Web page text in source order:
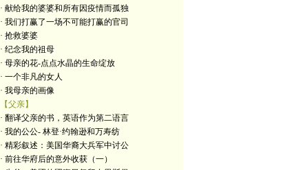
· 献给我的婆婆和所有因疫情而孤独
· 我们打赢了一场不可能打赢的官司
· 抢救婆婆
· 纪念我的祖母
· 母亲的花-点点水晶的生命绽放
· 一个非凡的女人
· 我母亲的画像
【父亲】
· 翻译父亲的书，英语作为第二语言
· 我的公公- 林登·约翰逊和万寿纺
· 精彩叙述：美国华裔大兵军中讨公
· 前往华府后的意外收获（一）